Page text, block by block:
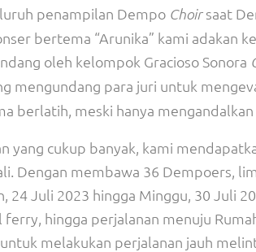
penampilan Dempo Choirsaat
bertema “Arunika” kami adakan
oleh kelompok Gracioso Sonora
mengundang para juri untuk
berlatih, meski hanya
yang cukup banyak, kami
Dengan membawa 36 Dempoers,
24 Juli 2023 hingga Minggu, 30 Juli
ferry, hingga perjalanan menuju
melakukan perjalanan jauh